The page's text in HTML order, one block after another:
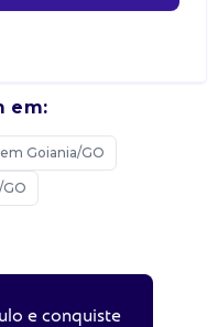
em:
Goiania/GO
e conquiste